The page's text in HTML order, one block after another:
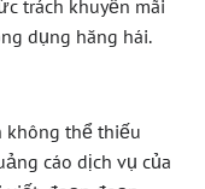
trách khuyễn mãi
dụng hăng hái.
không thể thiếu
cáo dịch vụ của